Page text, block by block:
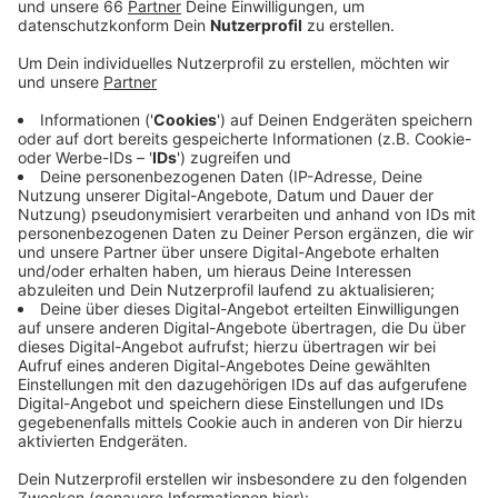
Montag, 29.06.2020 14:44
OB Geisel will dazu das Gespräch mit René Benko
führen. Er hat den Eigentümer der betroffenen Häuser
an der Schadowstraße, am Wehrhahn und an der
Tonhallenstraße zu einem Gespräch nach Düsseldorf
eingeladen. „Ich bin optimistisch, dass wir zu einer
Übereinkunft kommen können, die gut ist für alle“, so
Geisel in einer aktuellen Pressemittteilung der Stadt.
Benko selbst hatte, zumindest noch vor der Corona-
Krise, große Pläne für Düsseldorf. Das Carsch-Haus
soll ein KaDeWe werden, ein Kaufhaus des Westens
nach Berliner Vorbild. Das hatte der Eigentümer bei
einem vorherigen Besuch in Düsseldorf mit Geisel